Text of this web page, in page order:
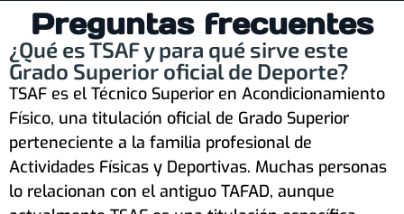
Preguntas frecuentes
¿Qué es TSAF y para qué sirve este
Grado Superior oficial de Deporte?
TSAF es el Técnico Superior en Acondicionamiento
Físico, una titulación oficial de Grado Superior
perteneciente a la familia profesional de
Actividades Físicas y Deportivas. Muchas personas
lo relacionan con el antiguo TAFAD, aunque